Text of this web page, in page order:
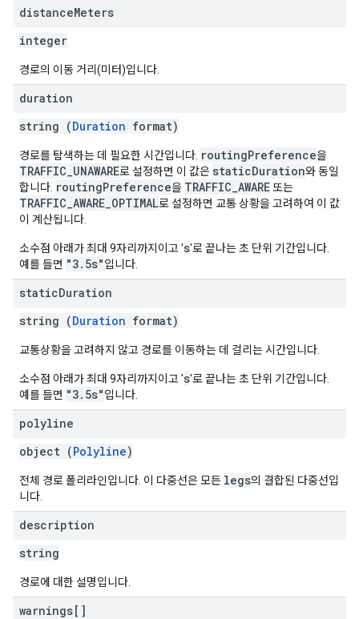
distanceMeters
integer
경로의 이동 거리(미터)입니다.
duration
string (Duration format)
경로를 탐색하는 데 필요한 시간입니다. routingPreference을
TRAFFIC_UNAWARE로 설정하면 이 값은 staticDuration와 동일
합니다. routingPreference을 TRAFFIC_AWARE 또는
TRAFFIC_AWARE_OPTIMAL로 설정하면 교통 상황을 고려하여 이 값
이 계산됩니다.
소수점 아래가 최대 9자리까지이고 's'로 끝나는 초 단위 기간입니다.
예를 들면 "3.5s"입니다.
staticDuration
string (Duration format)
교통상황을 고려하지 않고 경로를 이동하는 데 걸리는 시간입니다.
소수점 아래가 최대 9자리까지이고 's'로 끝나는 초 단위 기간입니다.
예를 들면 "3.5s"입니다.
polyline
object (Polyline)
전체 경로 폴리라인입니다. 이 다중선은 모든 legs의 결합된 다중선입
니다.
description
string
경로에 대한 설명입니다.
warnings[]